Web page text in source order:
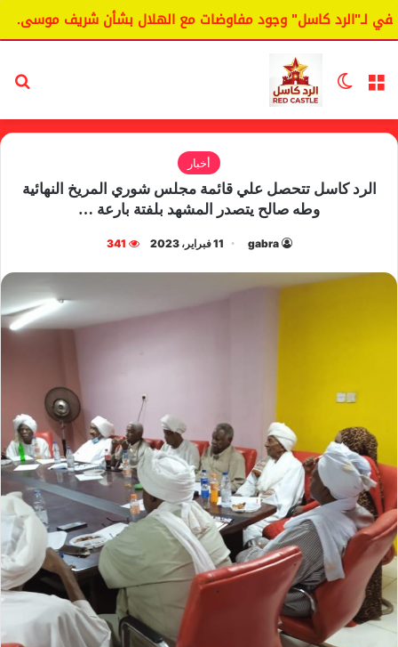
كاسل" وجود مفاوضات مع الهلال بشأن شريف موسى.
القائمة الوضع المظلم
أخبار
الرد كاسل تتحصل علي قائمة مجلس شوري المريخ النهائية
وطه صالح يتصدر المشهد بلفتة بارعة …
gabra 11 فبراير، 2023 341